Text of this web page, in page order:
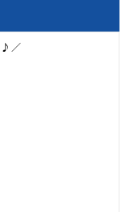
♪／